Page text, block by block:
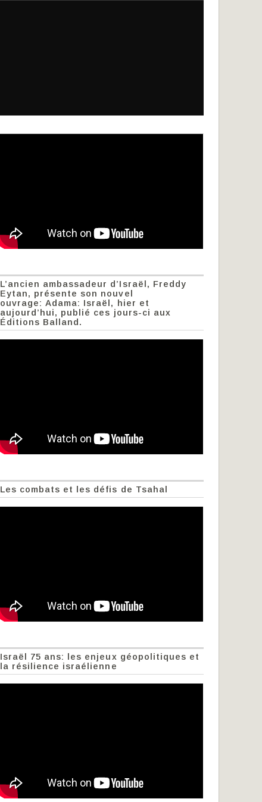
L’ancien ambassadeur d’Israël, Freddy
Eytan, présente son nouvel
ouvrage: Adama: Israël, hier et
aujourd’hui, publié ces jours-ci aux
Éditions Balland.
Les combats et les défis de Tsahal
Israël 75 ans: les enjeux géopolitiques et
la résilience israélienne